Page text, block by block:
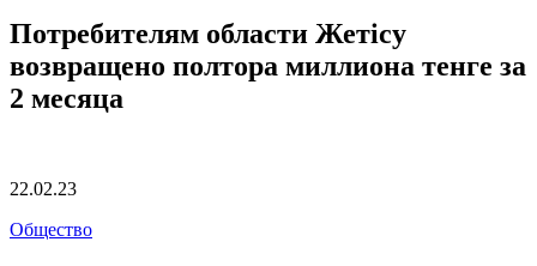
Потребителям области Жетісу
возвращено полтора миллиона тенге за
2 месяца
22.02.23
Общество